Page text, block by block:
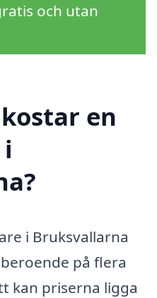
och utan
en
i Bruksvallarna
på flera
kan priserna ligga